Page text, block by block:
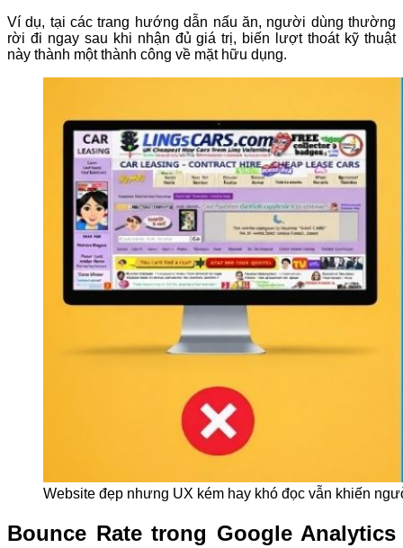
Ví dụ, tại các trang hướng dẫn nấu ăn, người dùng thường
rời đi ngay sau khi nhận đủ giá trị, biến lượt thoát kỹ thuật
này thành một thành công về mặt hữu dụng.
Website đẹp nhưng UX kém hay khó đọc vẫn khiến
Bounce Rate trong Google Analytics